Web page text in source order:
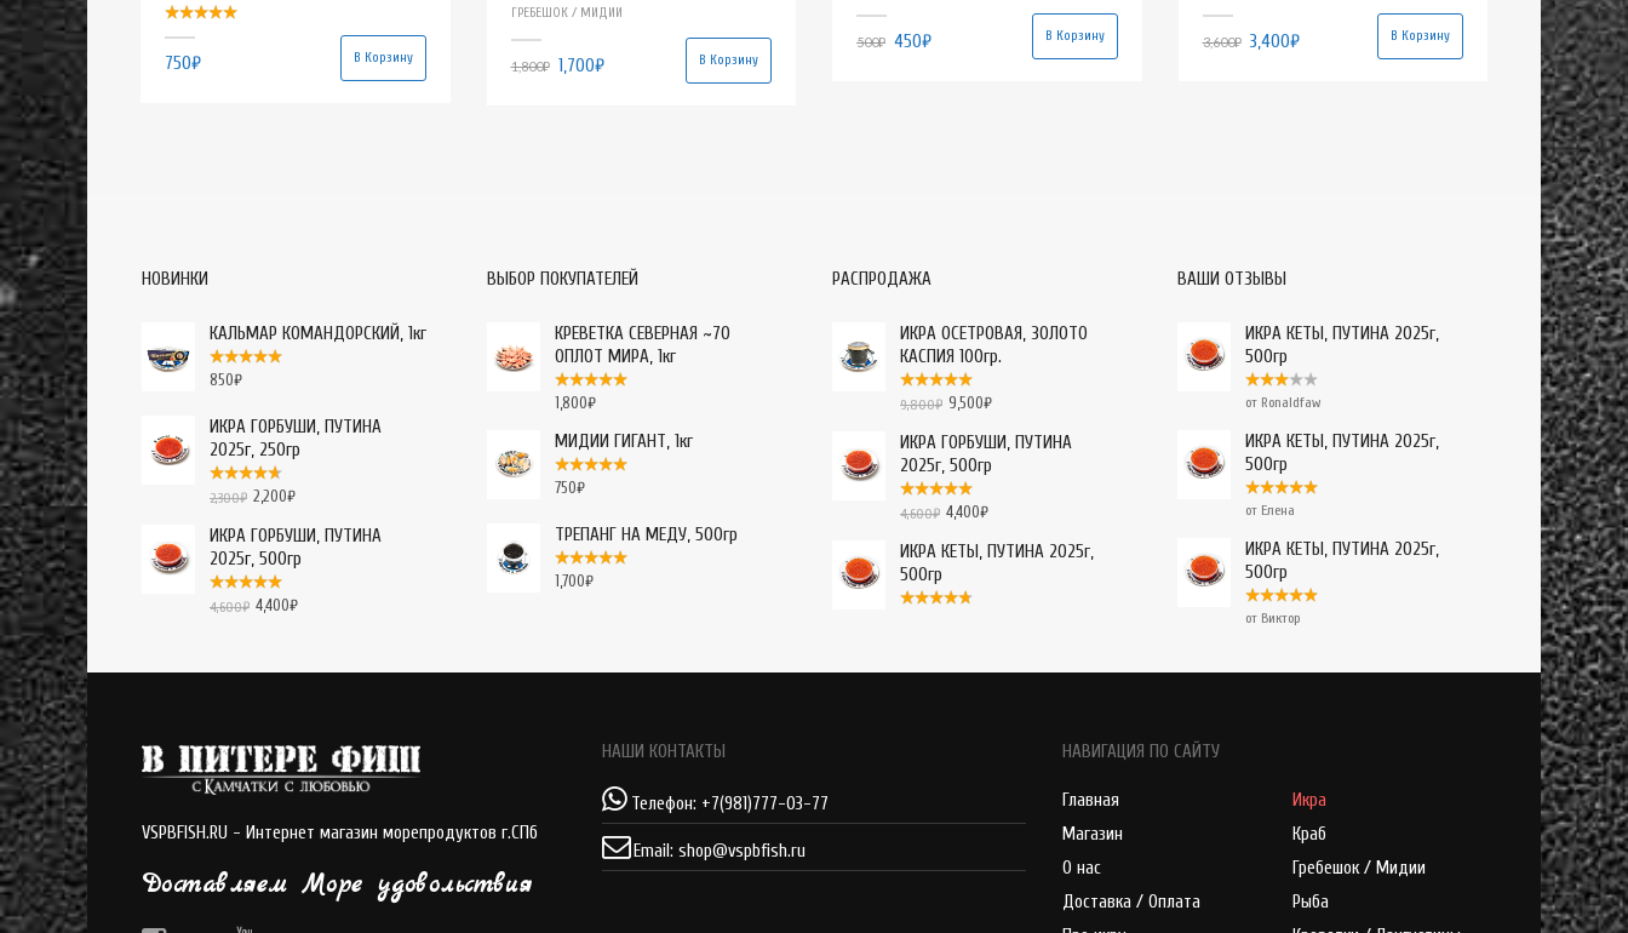
750₽ В Корзину
ГРЕБЕШОК / МИДИИ
1,800₽ 1,700₽ В Корзину
500₽ 450₽ В Корзину 3,600₽ 3,400₽ В Корзину
НОВИНКИ
КАЛЬМАР КОМАНДОРСКИЙ, 1кг
850₽
ИКРА ГОРБУШИ, ПУТИНА
2025г, 250гр
2,300₽ 2,200₽
ИКРА ГОРБУШИ, ПУТИНА
2025г, 500гр
4,600₽ 4,400₽
ВЫБОР ПОКУПАТЕЛЕЙ
КРЕВЕТКА СЕВЕРНАЯ ~70
ОПЛОТ МИРА, 1кг
1,800₽
МИДИИ ГИГАНТ, 1кг
750₽
ТРЕПАНГ НА МЕДУ, 500гр
1,700₽
РАСПРОДАЖА
ИКРА ОСЕТРОВАЯ, ЗОЛОТО
КАСПИЯ 100гр.
9,800₽ 9,500₽
ИКРА ГОРБУШИ, ПУТИНА
2025г, 500гр
4,600₽ 4,400₽
ИКРА КЕТЫ, ПУТИНА 2025г,
500гр
ВАШИ ОТЗЫВЫ
ИКРА КЕТЫ, ПУТИНА 2025г,
500гр
от Ronaldfaw
ИКРА КЕТЫ, ПУТИНА 2025г,
500гр
от Елена
ИКРА КЕТЫ, ПУТИНА 2025г,
500гр
от Виктор
VSPBFISH.RU - Интернет магазин морепродуктов г.СПб
Доставляем Море удовольствия
НАШИ КОНТАКТЫ
Телефон: +7(981)777-03-77
Email: shop@vspbfish.ru
НАВИГАЦИЯ ПО САЙТУ
Главная
Магазин
О нас
Доставка / Оплата
Икра
Краб
Гребешок / Мидии
Рыба